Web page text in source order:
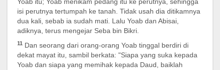
isi perutnya tertumpah ke tanah. Tidak usah dia ditikamnya
dua kali, sebab ia sudah mati. Lalu Yoab dan Abisai,
adiknya, terus mengejar Seba bin Bikri.
11 Dan seorang dari orang-orang Yoab tinggal berdiri di
dekat mayat itu, sambil berkata: "Siapa yang suka kepada
Yoab dan siapa yang memihak kepada Daud, baiklah